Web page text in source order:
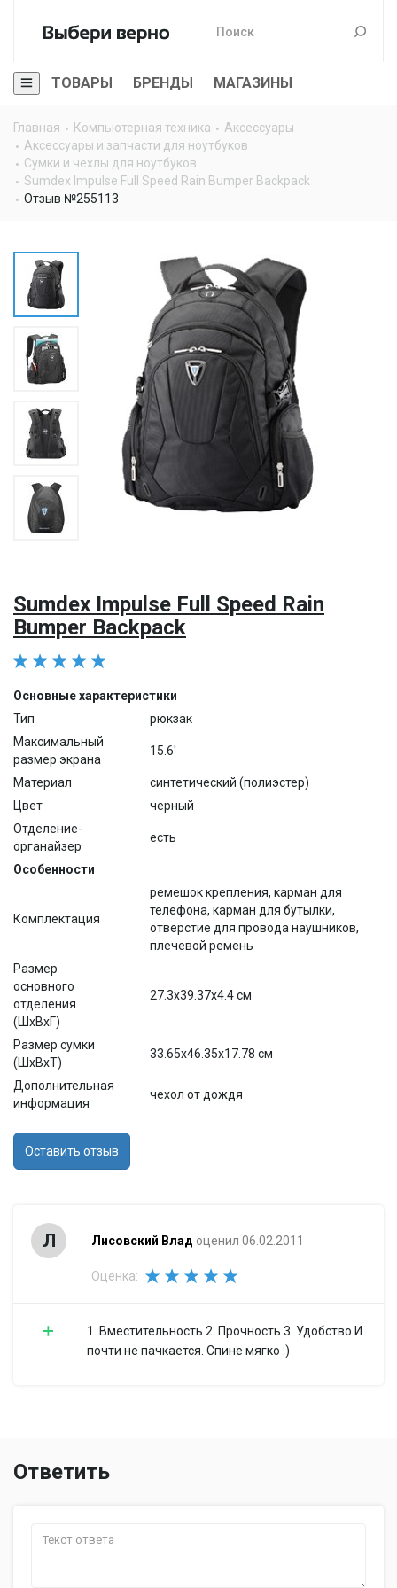
ТОВАРЫ БРЕНДЫ МАГАЗИНЫ
Главная Компьютерная техника
Аксессуары
Аксессуары и запчасти для ноутбуков
Сумки и чехлы для ноутбуков
Sumdex Impulse Full Speed Rain Bumper Backpack
Отзыв №255113
Sumdex Impulse Full Speed Rain
Bumper Backpack
Основные характеристики
Тип
рюкзак
Максимальный
размер экрана
15.6'
Материал
синтетический (полиэстер)
Цвет
черный
Отделение-
органайзер
есть
Особенности
Комплектация
ремешок крепления, карман для
телефона, карман для бутылки,
отверстие для провода наушников,
плечевой ремень
Размер
основного
отделения
(ШхВхГ)
27.3x39.37x4.4 см
Размер сумки
(ШхВхТ)
33.65x46.35x17.78 см
Дополнительная
информация
чехол от дождя
Оставить отзыв
Л Лисовский Влад оценил 06.02.2011
Оценка:
1. Вместительность 2. Прочность 3. Удобство И
почти не пачкается. Спине мягко :)
Ответить